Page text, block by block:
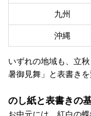
九州
沖縄
いずれの地域も、立
暑御見舞」と表書きを
のし紙と表書きの